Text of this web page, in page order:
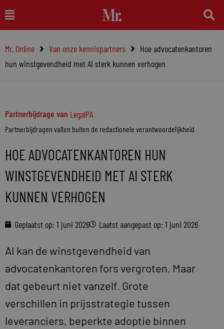
naar
inhoud
Main
Menu
Mr. Online Van onze kennispartners
Hoe advocatenkantoren
hun winstgevendheid met AI sterk kunnen verhogen
Partnerbijdrage van LegalPA
Partnerbijdragen vallen buiten de redactionele verantwoordelijkheid
HOE ADVOCATENKANTOREN HUN
WINSTGEVENDHEID MET AI STERK
KUNNEN VERHOGEN
Geplaatst op: 1 juni 2026 Laatst aangepast op: 1 juni 2026
AI kan de winstgevendheid van
advocatenkantoren fors vergroten. Maar
dat gebeurt niet vanzelf. Grote
verschillen in prijsstrategie tussen
leveranciers, beperkte adoptie binnen